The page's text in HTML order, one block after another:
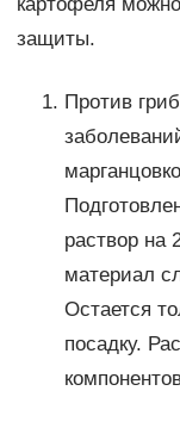
защиты.
Против
раствор на
материал
Остается
посадку.